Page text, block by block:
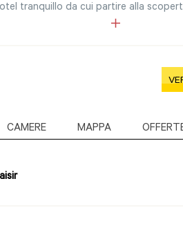
tranquillo da cui partire alla
CAMERE MAPPA